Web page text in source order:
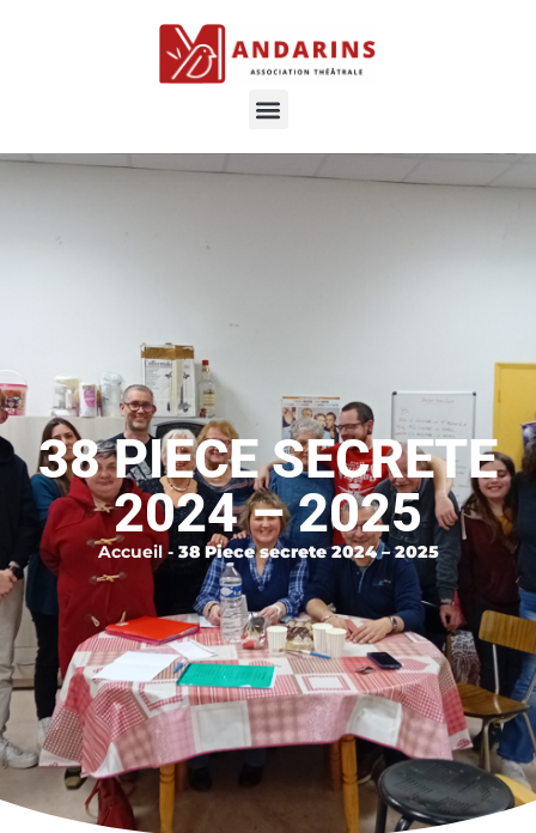
38 PIECE SECRETE
2024 – 2025
Accueil- 38 Piece secrete 2024 – 2025